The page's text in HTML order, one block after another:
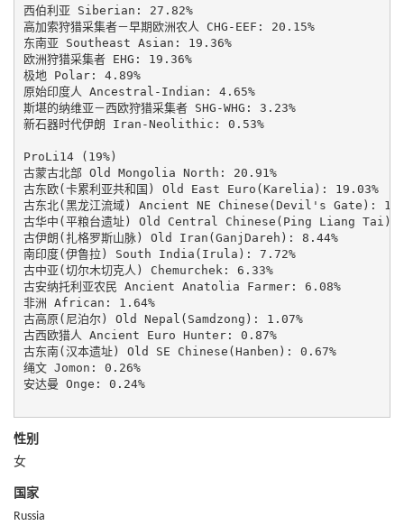
西伯利亚 Siberian: 27.82%
高加索狩猎采集者－早期欧洲农人 CHG-EEF: 20.15%
东南亚 Southeast Asian: 19.36%
欧洲狩猎采集者 EHG: 19.36%
极地 Polar: 4.89%
原始印度人 Ancestral-Indian: 4.65%
斯堪的纳维亚－西欧狩猎采集者 SHG-WHG: 3.23%
新石器时代伊朗 Iran-Neolithic: 0.53%
ProLi14 (19%)
古蒙古北部 Old Mongolia North: 20.91%
古东欧(卡累利亚共和国) Old East Euro(Karelia): 19.03%
古东北(黑龙江流域) Ancient NE Chinese(Devil's Gate):
古华中(平粮台遗址) Old Central Chinese(Ping Liang Tai):
古伊朗(扎格罗斯山脉) Old Iran(GanjDareh): 8.44%
南印度(伊鲁拉) South India(Irula): 7.72%
古中亚(切尔木切克人) Chemurchek: 6.33%
古安纳托利亚农民 Ancient Anatolia Farmer: 6.08%
非洲 African: 1.64%
古高原(尼泊尔) Old Nepal(Samdzong): 1.07%
古西欧猎人 Ancient Euro Hunter: 0.87%
古东南(汉本遗址) Old SE Chinese(Hanben): 0.67%
绳文 Jomon: 0.26%
安达曼 Onge: 0.24%
性别
女
国家
Russia